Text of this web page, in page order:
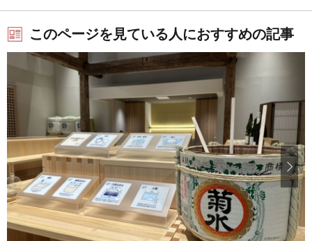
このページを見ている人におすすめの記事